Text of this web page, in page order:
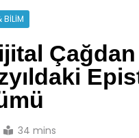
BILIM
34 mins